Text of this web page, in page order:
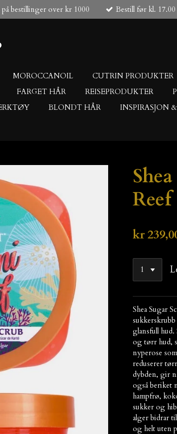
bestillinger over kr 1000 Bestill før kl.
MOROCCANOIL CUTRIN PRODUKTER
FARGET HÅR REISEPRODUKTER
BLONDT HÅR INSPIRASJON
Reef
kr
Shea Sugar
glansfull
og tørr hud,
nyperose
reduserer
dybden, gir
også beriket
hampfrø,
sukker og
alger bidrar
og helt uten